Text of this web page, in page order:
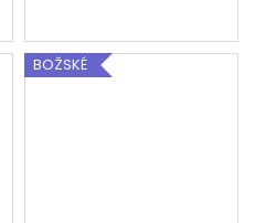
BOŽSKÉ